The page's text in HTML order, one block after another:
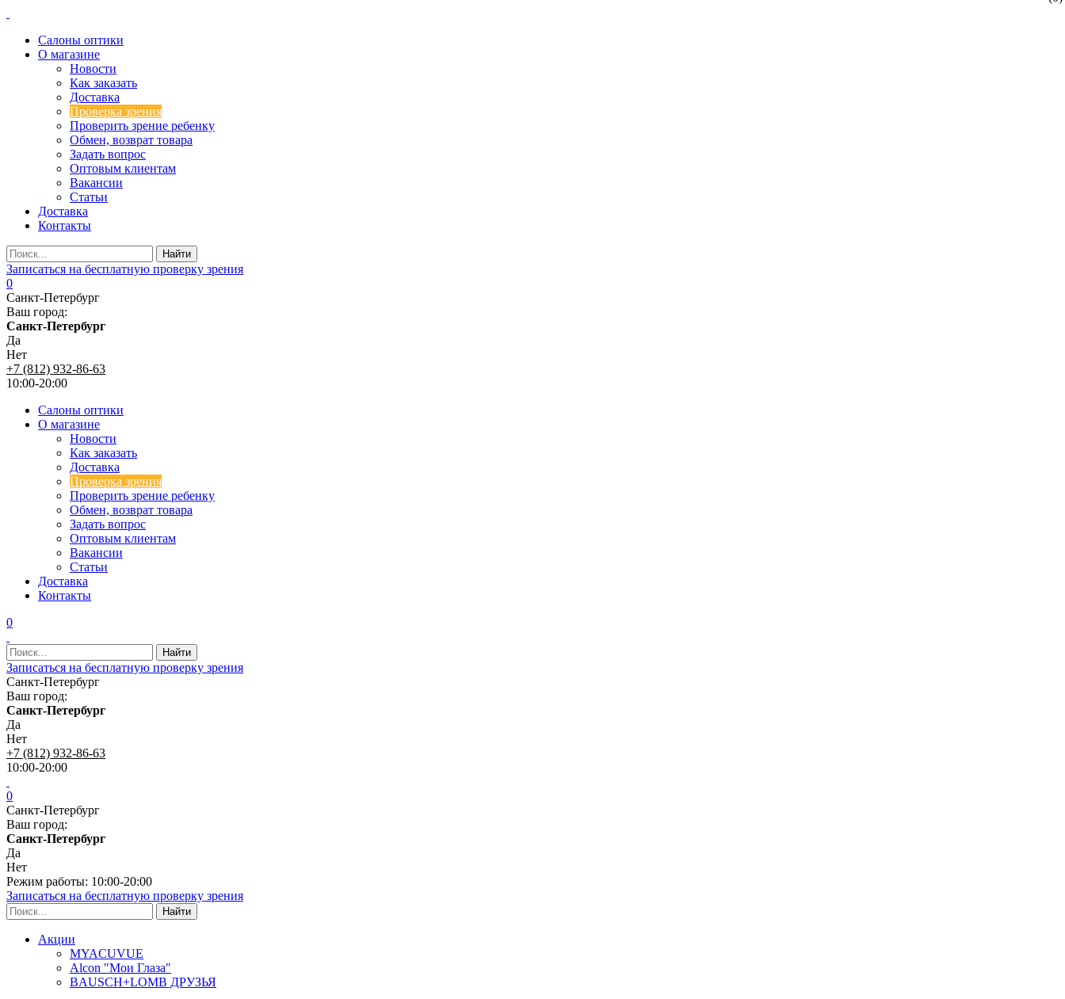
Салоны оптики
О магазине
Новости
Как заказать
Доставка
Проверка зрения
Проверить зрение ребенку
Обмен, возврат товара
Задать вопрос
Оптовым клиентам
Вакансии
Статьи
Доставка
Контакты
Записаться на бесплатную проверку зрения
0
Санкт-Петербург
Ваш город:
Санкт-Петербург
Да
Нет
+7 (812) 932-86-63
10:00-20:00
Салоны оптики
О магазине
Новости
Как заказать
Доставка
Проверка зрения
Проверить зрение ребенку
Обмен, возврат товара
Задать вопрос
Оптовым клиентам
Вакансии
Статьи
Доставка
Контакты
0
Записаться на бесплатную проверку зрения
Санкт-Петербург
Ваш город:
Санкт-Петербург
Да
Нет
+7 (812) 932-86-63
10:00-20:00
0
Санкт-Петербург
Ваш город:
Санкт-Петербург
Да
Нет
Режим работы: 10:00-20:00
Записаться на бесплатную проверку зрения
Акции
MYACUVUE
Alcon "Мои Глаза"
BAUSCH+LOMB ДРУЗЬЯ